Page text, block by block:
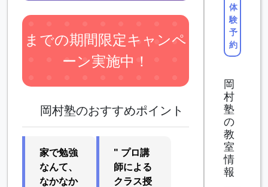
までの期間限定キャンペ
ーン実施中！
岡村塾のおすすめポイント
家で勉強
なんて、
なかなか
" プロ講
師による
クラス授
体
験
予
約
岡
村
塾
の
教
室
情
報